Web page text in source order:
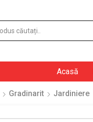
Acasă
Gradinarit Jardiniere